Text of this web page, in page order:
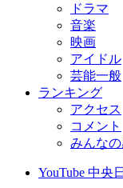
ドラマ
音楽
映画
アイドル
芸能一般
ランキング
アクセス
コメント
みんな
YouTube 中央